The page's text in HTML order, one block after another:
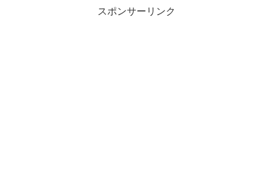
スポンサーリンク